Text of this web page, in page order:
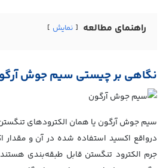
راهنمای مطالعه نمایش
نگاهی بر چیستی سیم جوش
سیم جوش آرگون یا همان الکترودهای
درواقع اکسید استفاده شده در آن و
جرم الکترود تنگستن قابل طبقه‌بندی